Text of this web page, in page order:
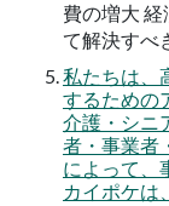
費の増大
て解決すべ
私たちは、
するための
介護・シニ
者・事業者
によって、
カイポケは